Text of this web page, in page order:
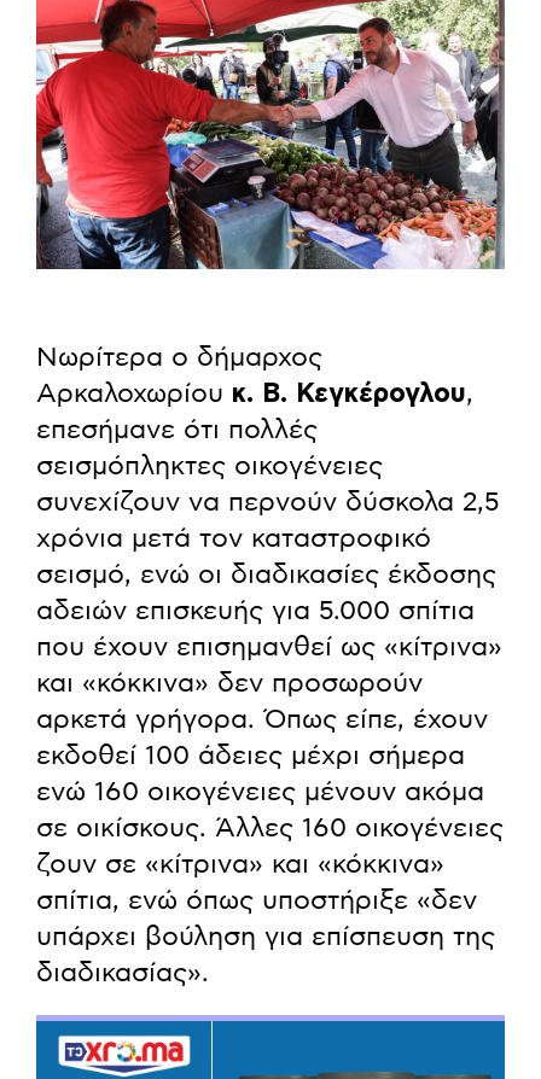
Νωρίτερα ο δήμαρχος
Αρκαλοχωρίου κ. Β. Κεγκέρογλου,
επεσήμανε ότι πολλές
σεισμόπληκτες οικογένειες
συνεχίζουν να περνούν δύσκολα 2,5
χρόνια μετά τον καταστροφικό
σεισμό, ενώ οι διαδικασίες έκδοσης
αδειών επισκευής για 5.000 σπίτια
που έχουν επισημανθεί ως «κίτρινα»
και «κόκκινα» δεν προσωρούν
αρκετά γρήγορα. Όπως είπε, έχουν
εκδοθεί 100 άδειες μέχρι σήμερα
ενώ 160 οικογένειες μένουν ακόμα
σε οικίσκους. Άλλες 160 οικογένειες
ζουν σε «κίτρινα» και «κόκκινα»
σπίτια, ενώ όπως υποστήριξε «δεν
υπάρχει βούληση για επίσπευση της
διαδικασίας».